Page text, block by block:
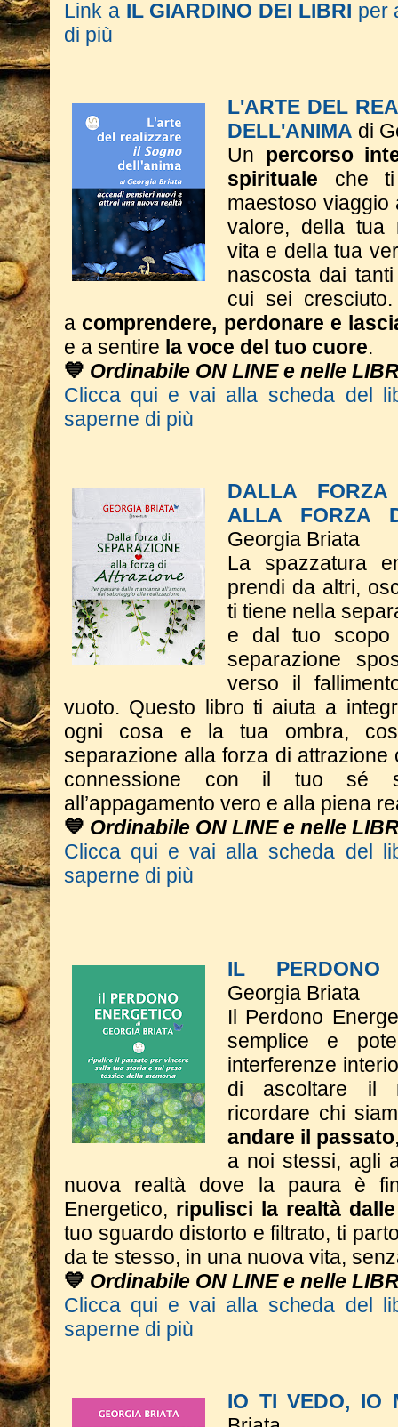
Link a IL GIARDINO DEI LIBRI per
di più
L'ARTE DEL
DELL'ANIMA di
Un percorso
spirituale che ti
maestoso viaggio
valore, della tua
vita e della tua
nascosta dai
cui sei
a comprendere, perdonare e
e a sentire la voce del tuo cuore.
💙 Ordinabile ON LINE e nelle
Clicca qui e vai alla scheda del
saperne di più
DALLA FORZA
ALLA FORZA
Georgia Briata
La spazzatura
prendi da altri,
ti tiene nella
e dal tuo
separazione
verso il
vuoto. Questo libro ti aiuta a
ogni cosa e la tua ombra,
separazione alla forza di attrazione
connessione con il tuo sé
all’appagamento vero e alla piena
💙 Ordinabile ON LINE e nelle
Clicca qui e vai alla scheda del
saperne di più
IL PERDONO
Georgia Briata
Il Perdono
semplice e
interferenze
di ascoltare il
ricordare chi
andare il passato
a noi stessi, agli
nuova realtà dove la paura è
Energetico, ripulisci la realtà
tuo sguardo distorto e filtrato, ti
da te stesso, in una nuova vita,
💙 Ordinabile ON LINE e nelle
Clicca qui e vai alla scheda del
saperne di più
IO TI VEDO, IO